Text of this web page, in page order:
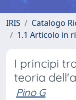
IRIS Catalogo
1.1 Articolo in
I principi
teoria
Pino G